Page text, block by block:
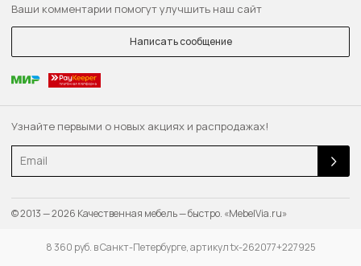
8 360 руб. в Санкт-Петербурге, артикул tx-262077+227925
Узнайте первыми о новых акциях и распродажах!
Ваши комментарии помогут улучшить наш сайт
Написать сообщение
© 2013 — 2026 Качественная мебель — быстро. «MebelVia.ru»